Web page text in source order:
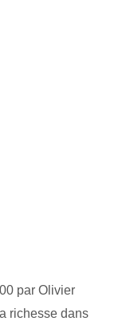
par Olivier
richesse dans